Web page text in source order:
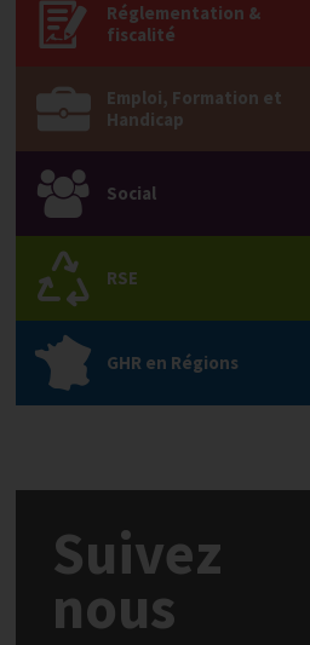
Réglementation &
fiscalité
Emploi, Formation et
Handicap
Social
RSE
GHR en Régions
Suivez
nous